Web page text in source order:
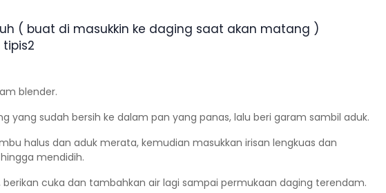
( buat di masukkin ke daging saat akan matang )
blender.
yang sudah bersih ke dalam pan yang panas, lalu beri garam sambil aduk.
halus dan aduk merata, kemudian masukkan irisan lengkuas dan
mendidih.
cuka dan tambahkan air lagi sampai permukaan daging terendam.